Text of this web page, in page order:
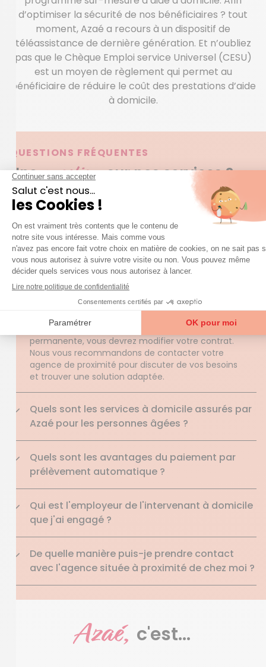
d’optimiser la sécurité de nos bénéficiaires ? tout
moment, Azaé a recours à un dispositif de
téléassistance de dernière génération. Et n’oubliez
pas que le Chèque Emploi service Universel (CESU)
est un moyen de règlement qui permet au
bénéficiaire de réduire le coût des prestations d’aide
à domicile.
QUESTIONS FRÉQUENTES
Unequestion sur nos services ?
Accéder à la FAQ Trouver mon agence
Peut-on ajouter des prestations additionnelles
à celles prévues de base ?
C’est possible, à condition que les nouvelles tâches
puissent être effectuées dans la durée
d’intervention convenue.
Si vous souhaitez prolonger la durée de la
prestation de façon occasionnelle, par exemple
pour un nettoyage plus approfondi, ou de manière
permanente, vous devrez modifier votre contrat.
Nous vous recommandons de contacter votre
agence de proximité pour discuter de vos besoins
et trouver une solution adaptée.
Quels sont les services à domicile assurés par
Azaé pour les personnes âgées ?
Quels sont les avantages du paiement par
prélèvement automatique ?
Qui est l'employeur de l'intervenant à domicile
que j'ai engagé ?
De quelle manière puis-je prendre contact
avec l'agence située à proximité de chez moi ?
Azaé, c'est...